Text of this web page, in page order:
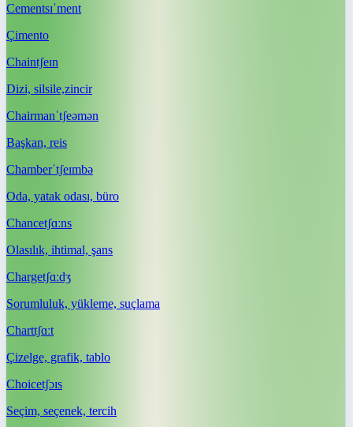
Cementsɪˈment
Çimento
Chaintʃeɪn
Dizi, silsile,zincir
Chairmanˈtʃeəmən
Başkan, reis
Chamberˈtʃeɪmbə
Oda, yatak odası, büro
Chancetʃɑːns
Olasılık, ihtimal, şans
Chargetʃɑːdʒ
Sorumluluk, yükleme, suçlama
Charttʃɑːt
Çizelge, grafik, tablo
Choicetʃɔɪs
Seçim, seçenek, tercih